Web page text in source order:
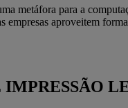
metáfora para a
empresas aproveitem
IMPRESSÃO